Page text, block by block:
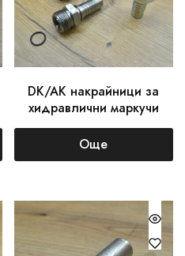
DK/AK накрайници за
хидравлични маркучи
Още